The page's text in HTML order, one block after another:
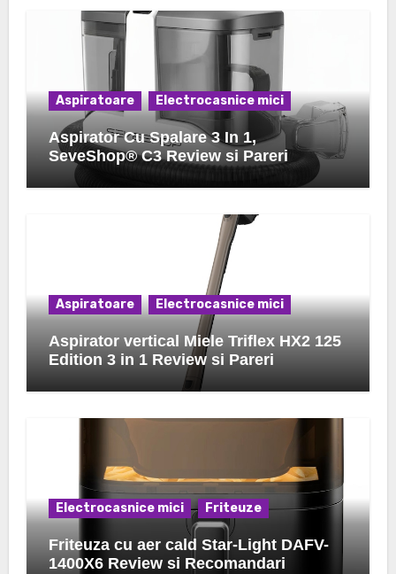
Aspiratoare Electrocasnice mici
Aspirator Cu Spalare 3 In 1,
SeveShop® C3 Review si Pareri
Aspiratoare Electrocasnice mici
Aspirator vertical Miele Triflex HX2 125
Edition 3 in 1 Review si Pareri
Electrocasnice mici Friteuze
Friteuza cu aer cald Star-Light DAFV-
1400X6 Review si Recomandari